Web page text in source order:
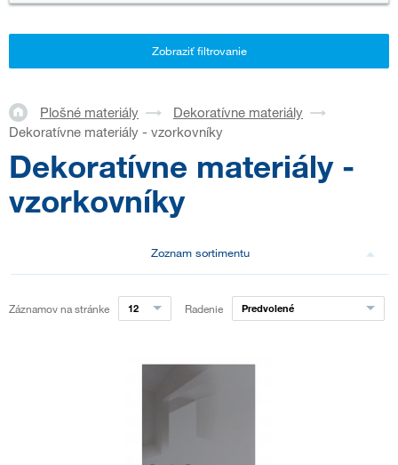
Zobraziť filtrovanie
Plošné materiály
Dekoratívne materiály
Dekoratívne materiály - vzorkovníky
Dekoratívne materiály -
vzorkovníky
Zoznam sortimentu
Záznamov na stránke 12 Radenie Predvolené